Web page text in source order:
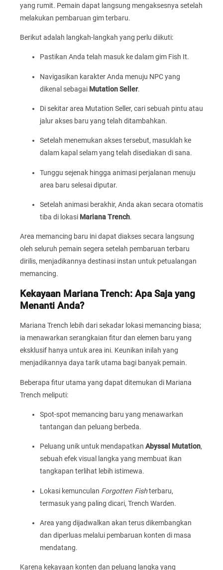
yang rumit. Pemain dapat langsung mengaksesnya setelah
melakukan pembaruan gim terbaru.
Berikut adalah langkah-langkah yang perlu diikuti:
Pastikan Anda telah masuk ke dalam gim Fish It.
Navigasikan karakter Anda menuju NPC yang
dikenal sebagai Mutation Seller.
Di sekitar area Mutation Seller, cari sebuah pintu atau
jalur akses baru yang telah ditambahkan.
Setelah menemukan akses tersebut, masuklah ke
dalam kapal selam yang telah disediakan di sana.
Tunggu sejenak hingga animasi perjalanan menuju
area baru selesai diputar.
Setelah animasi berakhir, Anda akan secara otomatis
tiba di lokasi Mariana Trench.
Area memancing baru ini dapat diakses secara langsung
oleh seluruh pemain segera setelah pembaruan terbaru
dirilis, menjadikannya destinasi instan untuk petualangan
memancing.
Kekayaan Mariana Trench: Apa Saja yang
Menanti Anda?
Mariana Trench lebih dari sekadar lokasi memancing biasa;
ia menawarkan serangkaian fitur dan elemen baru yang
eksklusif hanya untuk area ini. Keunikan inilah yang
menjadikannya daya tarik utama bagi banyak pemain.
Beberapa fitur utama yang dapat ditemukan di Mariana
Trench meliputi:
Spot-spot memancing baru yang menawarkan
tantangan dan peluang berbeda.
Peluang unik untuk mendapatkan Abyssal Mutation,
sebuah efek visual langka yang membuat ikan
tangkapan terlihat lebih istimewa.
Lokasi kemunculan Forgotten Fishterbaru,
termasuk yang paling dicari, Trench Warden.
Area yang dijadwalkan akan terus dikembangkan
dan diperluas melalui pembaruan konten di masa
mendatang.
Karena kekayaan konten dan peluang langka yang